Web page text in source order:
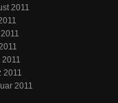
2011
2011
2011